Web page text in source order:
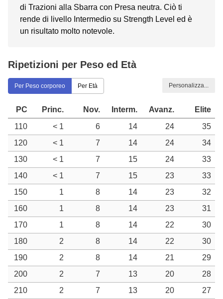
di Trazioni alla Sbarra con Presa neutra. Ciò ti
rende di livello Intermedio su Strength Level ed è
un risultato molto notevole.
Ripetizioni per Peso ed Età
Per Peso corporeo Per Età Personalizza...
PC Princ. Nov. Interm. Avanz.
Elite
110
< 1 6 14 24
35
120
< 1 7 14 24
34
130
< 1 7 15 24
33
140
< 1 7 15 23
33
150
1 8 14 23
32
160
1 8 14 23
31
170
1 8 14 22
30
180
2 8 14 22
30
190
2 8 14 21
29
200
2 7 13 20
28
210
2 7 13 20
27